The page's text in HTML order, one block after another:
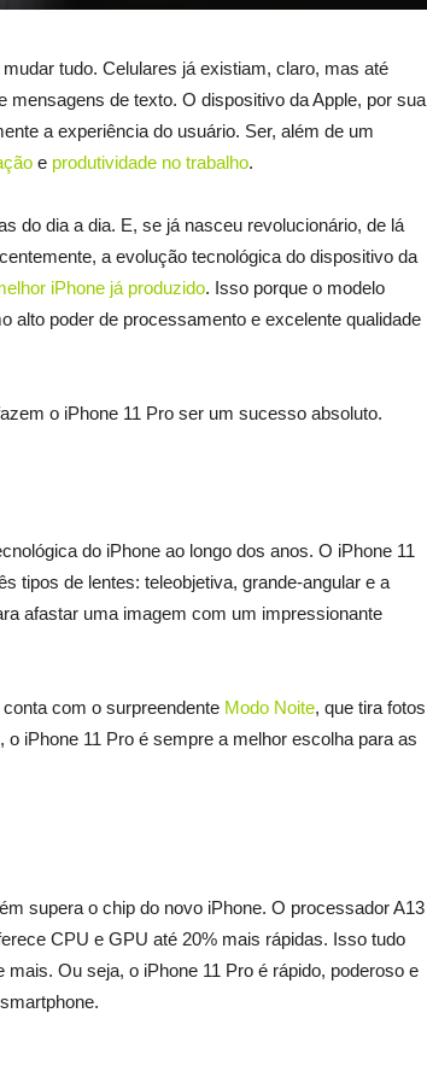
tudo. Celulares já existiam, claro, mas até
de texto. O dispositivo da Apple, por sua
a experiência do usuário. Ser, além de um
e produtividade no trabalho.
do dia a dia. E, se já nasceu revolucionário, de lá
a evolução tecnológica do dispositivo da
iPhone já produzido. Isso porque o modelo
alto poder de processamento e excelente qualidade
o iPhone 11 Pro ser um sucesso absoluto.
do iPhone ao longo dos anos. O iPhone 11
tipos de lentes: teleobjetiva, grande-angular e a
afastar uma imagem com um impressionante
com o surpreendente Modo Noite, que tira fotos
iPhone 11 Pro é sempre a melhor escolha para as
supera o chip do novo iPhone. O processador A13
CPU e GPU até 20% mais rápidas. Isso tudo
Ou seja, o iPhone 11 Pro é rápido, poderoso e